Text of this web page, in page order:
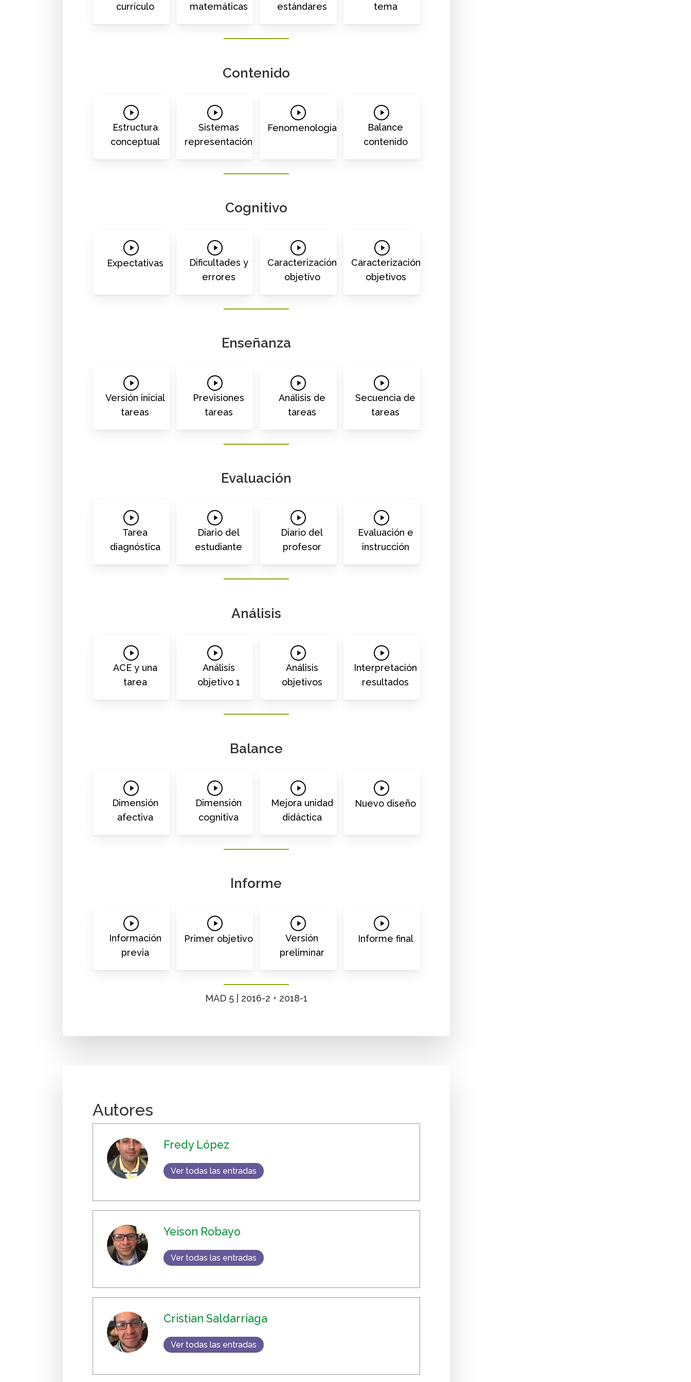
currículo
matemáticas
estándares
tema
Contenido
Play
Video
Estructura
conceptual
Play
Video
Sistemas
representación
Play
Video
Fenomenología
Play
Video
Balance
contenido
Cognitivo
Play
Video
Expectativas
Play
Video
Dificultades y
errores
Play
Video
Caracterización
objetivo
Play
Video
Caracterización
objetivos
Enseñanza
Play
Video
Versión inicial
tareas
Play
Video
Previsiones
tareas
Play
Video
Análisis de
tareas
Play
Video
Secuencia de
tareas
Evaluación
Play
Video
Tarea
diagnóstica
Play
Video
Diario del
estudiante
Play
Video
Diario del
profesor
Play
Video
Evaluación e
instrucción
Análisis
Play
Video
ACE y una
tarea
Play
Video
Análisis
objetivo 1
Play
Video
Análisis
objetivos
Play
Video
Interpretación
resultados
Balance
Play
Video
Dimensión
afectiva
Play
Video
Dimensión
cognitiva
Play
Video
Mejora unidad
didáctica
Play
Video
Nuevo diseño
Informe
Play
Video
Información
previa
Play
Video
Primer objetivo
Play
Video
Versión
preliminar
Play
Video
Informe final
MAD 5 | 2016-2 • 2018-1
Autores
Fredy López
Ver todas las entradas
Yeison Robayo
Ver todas las entradas
Cristian Saldarriaga
Ver todas las entradas